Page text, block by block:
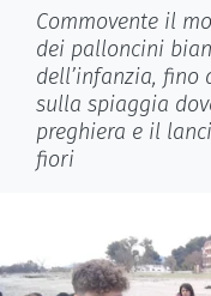
Commovente il
dei palloncini
dell’infanzia, fino
sulla spiaggia
preghiera e il
fiori